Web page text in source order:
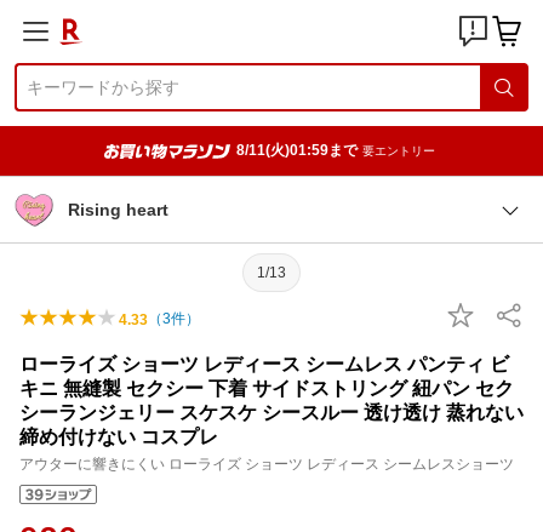
8/11(火)01:59まで 要エントリー
Rising heart
1/13
4.33 （3件）
ローライズ ショーツ レディース シームレス パンティ ビ
キニ 無縫製 セクシー 下着 サイドストリング 紐パン セク
シーランジェリー スケスケ シースルー 透け透け 蒸れない
締め付けない コスプレ
アウターに響きにくい ローライズ ショーツ レディース シームレスショーツ